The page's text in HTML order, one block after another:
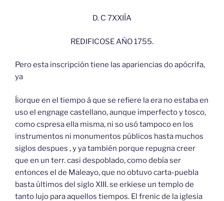
D. С 7XXIÏA
REDIFICOSE AÑO 1755.
Pero esta inscripción tiene las apariencias do apócrifa,
ya
Íiorque en el tiempo á que se refiere la era no estaba en
uso el engnage castellano, aunque imperfecto y tosco,
como cspresa ella misma, ni so usó tampoco en los
instrumentos ni monumentos públicos hasta muchos
siglos despues , y ya también porque repugna creer
que en un terr. casi despoblado, como debía ser
entonces el de Maleayo, que no obtuvo carta-puebla
basta últimos del siglo XIII. se erkiese un templo de
tanto lujo para aquellos tiempos. El frenic de la iglesia